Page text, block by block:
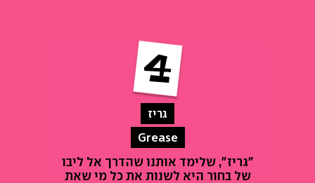
גריז
Grease
"גריז", שלימד אותנו שהדרך אל ליבו
של בחור היא לשנות את כל מי שאת